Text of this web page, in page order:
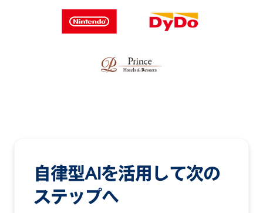
自律型AIを活用して次の
ステップへ